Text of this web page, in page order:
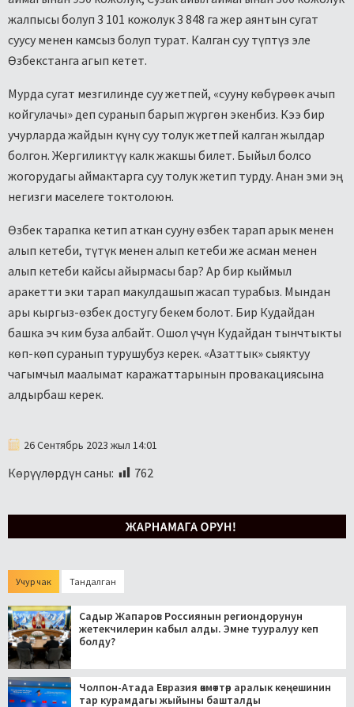
жалпысы болуп 3 101 кожолук 3 848 га жер аянтын сугат
суусу менен камсыз болуп турат. Калган суу түптүз эле
Өзбекстанга агып кетет.
Мурда сугат мезгилинде суу жетпей, «сууну көбүрөөк ачып
койгулачы» деп суранып барып жүргөн экенбиз. Кээ бир
учурларда жайдын күнү суу толук жетпей калган жылдар
болгон. Жергиликтүү калк жакшы билет. Быйыл болсо
жогорудагы аймактарга суу толук жетип турду. Анан эми эң
негизги маселеге токтолоюн.
Өзбек тарапка кетип аткан сууну өзбек тарап арык менен
алып кетеби, түтүк менен алып кетеби же асман менен
алып кетеби кайсы айырмасы бар? Ар бир кыймыл
аракетти эки тарап макулдашып жасап турабыз. Мындан
ары кыргыз-өзбек достугу бекем болот. Бир Кудайдан
башка эч ким буза албайт. Ошол үчүн Кудайдан тынчтыкты
көп-көп суранып турушубуз керек. «Азаттык» сыяктуу
чагымчыл маалымат каражаттарынын провакациясына
алдырбаш керек.
26 Сентябрь 2023 жыл 14:01
Көрүүлөрдүн саны: 762
Учур чак Тандалган
Садыр Жапаров Россиянын региондорунун
жетекчилерин кабыл алды. Эмне тууралуу кеп
болду?
Чолпон-Атада Евразия өкмөттөр аралык кеңешинин
тар курамдагы жыйыны башталды